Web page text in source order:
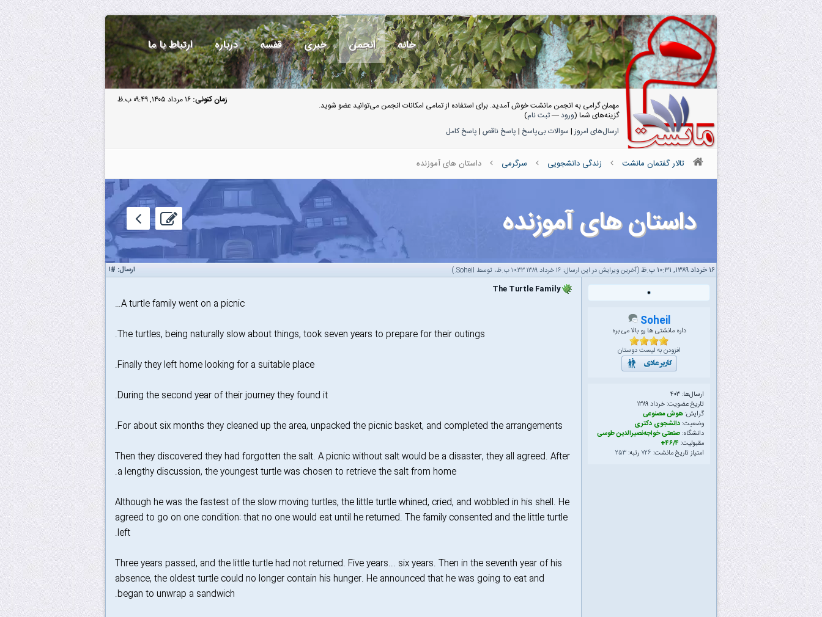
خانه انجمن خبری قفسه درباره ارتباط با ما
زمان کنونی: ۱۶ مرداد ۱۴۰۵, ۰۹:۴۹ ب.ظ
مهمان گرامی به انجمن مانشت خوش آمدید. برای استفاده از تمامی امکانات انجمن می‌توانید عضو شوید.
گزینه‌های شما (ورود—ثبت نام)
ارسال‌های امروز| سوالات بی‌پاسخ | پاسخ ناقص | پاسخ کامل
تالار گفتمان مانشت زندگی دانشجویی سرگرمی داستان های آموزنده
داستان های آموزنده
ارسال: #۱ ۱۶ خرداد ۱۳۸۹, ۱۰:۳۱ ب.ظ (آخرین ویرایش در این ارسال: ۱۶ خرداد ۱۳۸۹ ۱۰:۳۳ ب.ظ، توسط Soheil
.)
Soheil
داره مانشتی ها رو بالا می بره
افزودن به لیست دوستان
ارسال‌ها: ۴۰۳
تاریخ عضویت: خرداد ۱۳۸۹
گرایش:هوش مصنوعی
وضعیت:دانشجوی دکتری
دانشگاه:صنعتی خواجه‌نصیرالدین طوسی
مقبولیت:۴۶/۴+
امتیاز تاریخ مانشت: ۷۲۶ رتبه:۲۵۳
The Turtle Family
A turtle family went on a picnic…
The turtles, being naturally slow about things, took seven years to prepare for their outings.
Finally they left home looking for a suitable place.
During the second year of their journey they found it.
For about six months they cleaned up the area, unpacked the picnic basket, and completed the arrangements.
Then they discovered they had forgotten the salt. A picnic without salt would be a disaster, they all agreed. After
a lengthy discussion, the youngest turtle was chosen to retrieve the salt from home.
Although he was the fastest of the slow moving turtles, the little turtle whined, cried, and wobbled in his shell. He
agreed to go on one condition: that no one would eat until he returned. The family consented and the little turtle
left.
Three years passed, and the little turtle had not returned. Five years... six years. Then in the seventh year of his
absence, the oldest turtle could no longer contain his hunger. He announced that he was going to eat and
began to unwrap a sandwich.